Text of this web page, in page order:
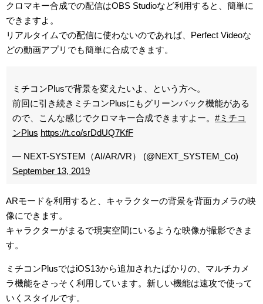
クロマキー合成での配信はOBS Studioなど利用すると、簡単に
できますよ。
リアルタイムでの配信に使わないのであれば、Perfect Videoな
どの動画アプリでも簡単に合成できます。
ミチコンPlusで背景を変えたいよ、という方へ。
前回に引き続きミチコンPlusにもグリーンバック機能がある
ので、こんな感じでクロマキー合成できますよー。 #ミチコ
ンPlus https://t.co/srDdUQ7KfF
— NEXT-SYSTEM（AI/AR/VR） (@NEXT_SYSTEM_Co)
September 13, 2019
ARモードを利用すると、キャラクターの背景を背面カメラの映
像にできます。
キャラクターがまるで現実空間にいるような映像が撮影できま
す。
ミチコンPlusではiOS13から追加されたばかりの、マルチカメ
ラ機能をさっそく利用しています。新しい機能は速攻で使って
いくスタイルです。